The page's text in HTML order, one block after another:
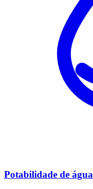
Potabilidade de água